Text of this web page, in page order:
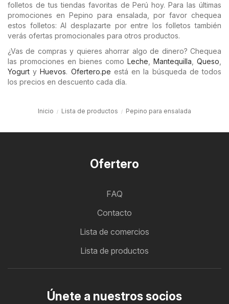
folletos de tus tiendas favoritas de Perú hoy. Para las últimas
promociones en Pepino para ensalada, por favor chequea
estos folletos: Al desplazarte por entre los folletos también
verás ofertas promocionales para otros productos.
¿Vas de compras y quieres ahorrar algo de dinero? Chequea
las promociones en bienes como Leche Mantequilla Queso
Yogurt yHuevos. Ofertero.pe está en la búsqueda de todos
los precios en descuento cada día.
Inicio Lista de productos Pepino para ensalada
Ofertero
FAQ
Contacto
Lista de comercios
Lista de productos
Únete a nuestros socios